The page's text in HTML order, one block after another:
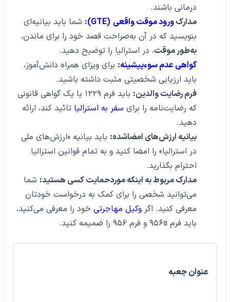
درمانی باشند.
مدارکورود موقت واقعی (GTE)
: شما باید بیانیه‌ای
بنویسید که در آن به‌صراحت قصد خود را برای ماندن،
به‌طور موقت، در استرالیا را توضیح دهید.
گواهی عدم سوءپیشینه: برای ویزای همراه دانش‌آموز،
باید ارزیابی شخصیتی مثبت داشته باشید.
فرم رضایت والدین:
باید فرم ۱۲۲۹ یا یک گواهی قانونی
که رضایت‌نامه را برای سفر به استرالیا تائید کند، ارائه
دهید.
بیانیه ارزش‌های امضاشده: باید بیانیه «ارزش‌های ملی
در استرالیا» را امضا کنید و به تمام قوانین استرالیا
احترام بگذارید.
مدارک مربوط به اینکه موردحمایت کسی هستید: شما
می‌توانید شخصی را برای کمک به درخواست خودتان
معرفی کنید. اگر وکیل مهاجرتی خود را معرفی می‌کنید،
باید فرم ۹۵۶a و فرم ۹۵۶ را ضمیمه کنید.
عنوان جعبه